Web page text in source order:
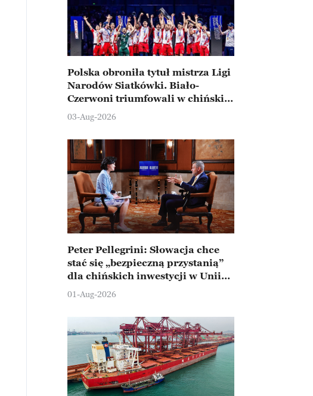
Polska obroniła tytuł mistrza Ligi
Narodów Siatkówki. Biało-
Czerwoni triumfowali w chińskim
Ningbo
03-Aug-2026
Peter Pellegrini: Słowacja chce
stać się „bezpieczną przystanią”
dla chińskich inwestycji w Unii
Europejskiej
01-Aug-2026